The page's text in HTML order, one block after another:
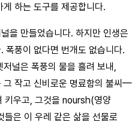
하는 도구를 제공합니다.
을 만들었습니다. 하지만 인생은
폭풍이 없다면 번개도 없습니다.
널은 폭풍의 물을 흘려 보내,
그 작고 신비로운 명료함의 불씨—
키우고, 그것을 noursh(영양
은 이 우레 같은 삶을 선물로